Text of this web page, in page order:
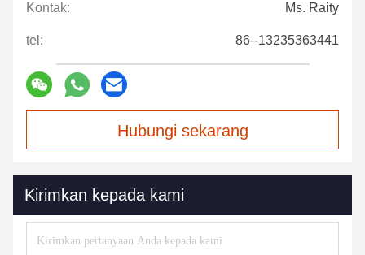
Kontak: Ms. Raity
tel: 86--13235363441
Hubungi sekarang
Kirimkan kepada kami